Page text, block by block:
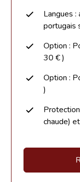
Langues :
portugais
Option :
30 € )
Option :
)
chaude)